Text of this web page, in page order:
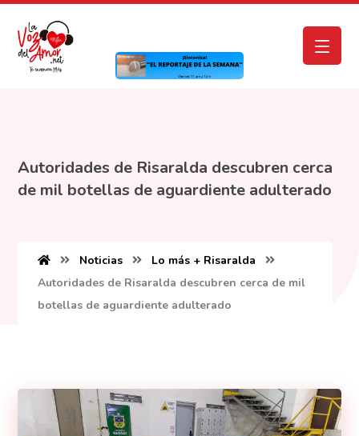
Autoridades de Risaralda descubren cerca
de mil botellas de aguardiente adulterado
Noticias
Lo más + Risaralda
Autoridades de Risaralda descubren cerca de mil
botellas de aguardiente adulterado